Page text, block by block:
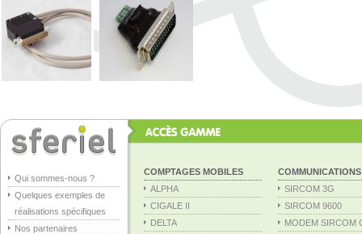
Qui sommes-nous ?
Quelques exemples de
réalisations spécifiques
Nos partenaires
COMPTAGES MOBILES
ALPHA
CIGALE II
DELTA
COMMUNICATIONS
SIRCOM 3G
SIRCOM 9600
MODEM SIRCOM